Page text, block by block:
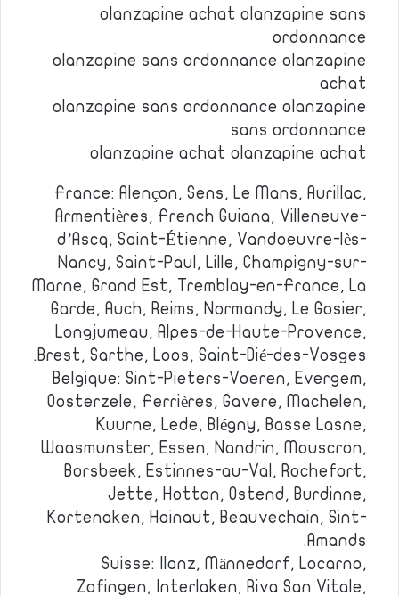
olanzapine achat olanzapine sans
ordonnance
olanzapine sans ordonnance olanzapine
achat
olanzapine sans ordonnance olanzapine
sans ordonnance
olanzapine achat olanzapine achat
France: Alençon, Sens, Le Mans, Aurillac,
Armentières, French Guiana, Villeneuve-
d’Ascq, Saint-Étienne, Vandoeuvre-lès-
Nancy, Saint-Paul, Lille, Champigny-sur-
Marne, Grand Est, Tremblay-en-France, La
Garde, Auch, Reims, Normandy, Le Gosier,
Longjumeau, Alpes-de-Haute-Provence,
Brest, Sarthe, Loos, Saint-Dié-des-Vosges.
Belgique: Sint-Pieters-Voeren, Evergem,
Oosterzele, Ferrières, Gavere, Machelen,
Kuurne, Lede, Blégny, Basse Lasne,
Waasmunster, Essen, Nandrin, Mouscron,
Borsbeek, Estinnes-au-Val, Rochefort,
Jette, Hotton, Ostend, Burdinne,
Kortenaken, Hainaut, Beauvechain, Sint-
Amands.
Suisse: Ilanz, Männedorf, Locarno,
Zofingen, Interlaken, Riva San Vitale,